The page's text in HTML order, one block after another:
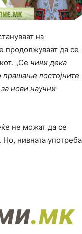
на
продолжуваат да се
„Се чини дека
прашање постојните
нови научни
не можат да се
Но, нивната употреба